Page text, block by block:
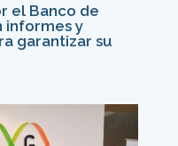
el Banco de
informes y
garantizar su